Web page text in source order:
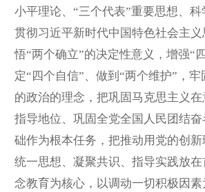
小平理论、“三个代表”重要思想、
贯彻习近平新时代中国特色社会主
悟“两个确立”的决定性意义，增强“
定“四个自信”、做到“两个维护”，
的政治的理念，把巩固马克思主义
指导地位、巩固全党全国人民团结
础作为根本任务，把推动用党的创新
统一思想、凝聚共识、指导实践放
念教育为核心，以调动一切积极因